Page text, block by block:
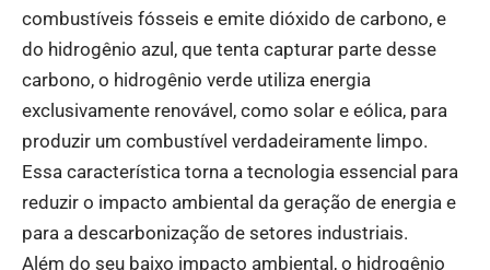
combustíveis fósseis e emite dióxido de carbono, e
do hidrogênio azul, que tenta capturar parte desse
carbono, o hidrogênio verde utiliza energia
exclusivamente renovável, como solar e eólica, para
produzir um combustível verdadeiramente limpo.
Essa característica torna a tecnologia essencial para
reduzir o impacto ambiental da geração de energia e
para a descarbonização de setores industriais.
Além do seu baixo impacto ambiental, o hidrogênio